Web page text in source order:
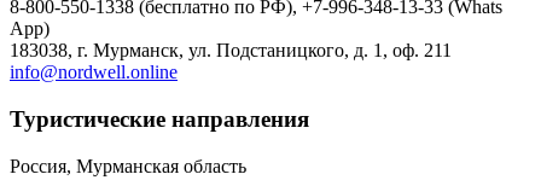
8-800-550-1338 (бесплатно по РФ), +7-996-348-13-33 (Whats
App)
183038, г. Мурманск, ул. Подстаницкого, д. 1, оф. 211
info@nordwell.online
Туристическиe направления
Россия, Мурманская область